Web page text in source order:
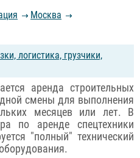
Москва
логистика, грузчики,
аренда строительных
смены для выполнения
месяцев или лет. В
по аренде спецтехники
"полный" технический